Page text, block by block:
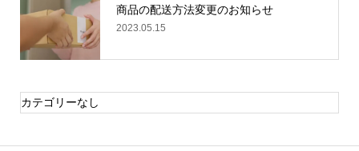
商品の配送方法変更のお知らせ
2023.05.15
カテゴリーなし